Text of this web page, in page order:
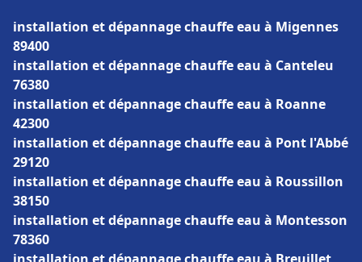
installation et dépannage chauffe eau à Migennes
89400
installation et dépannage chauffe eau à Canteleu
76380
installation et dépannage chauffe eau à Roanne
42300
installation et dépannage chauffe eau à Pont l'Abbé
29120
installation et dépannage chauffe eau à Roussillon
38150
installation et dépannage chauffe eau à Montesson
78360